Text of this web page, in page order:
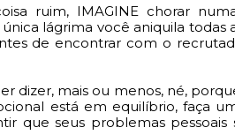
ruim, IMAGINE chorar
lágrima você aniquila todas
de encontrar com o
dizer, mais ou menos, né,
está em equilíbrio, faça
que seus problemas pessoais